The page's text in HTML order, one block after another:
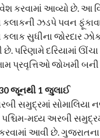
કરવામાં આવ્યો છે. આ
કલાકની ઝડપે પવન
કલાક સુધીના જોરદાર
છે. પરિણામે દરિયામાં
પ્રવૃત્તિઓ જોખમી
જૂનથી 1 જુલાઈ
સમુદ્રમાં સોમાલિયા
પશ્ચિમ-મધ્ય અરબી
આવી છે. ગુજરાતના